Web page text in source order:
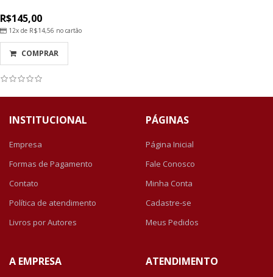
R$145,00
12x de R$14,56 no cartão
COMPRAR
INSTITUCIONAL
Empresa
Formas de Pagamento
Contato
Política de atendimento
Livros por Autores
PÁGINAS
Página Inicial
Fale Conosco
Minha Conta
Cadastre-se
Meus Pedidos
A EMPRESA ATENDIMENTO